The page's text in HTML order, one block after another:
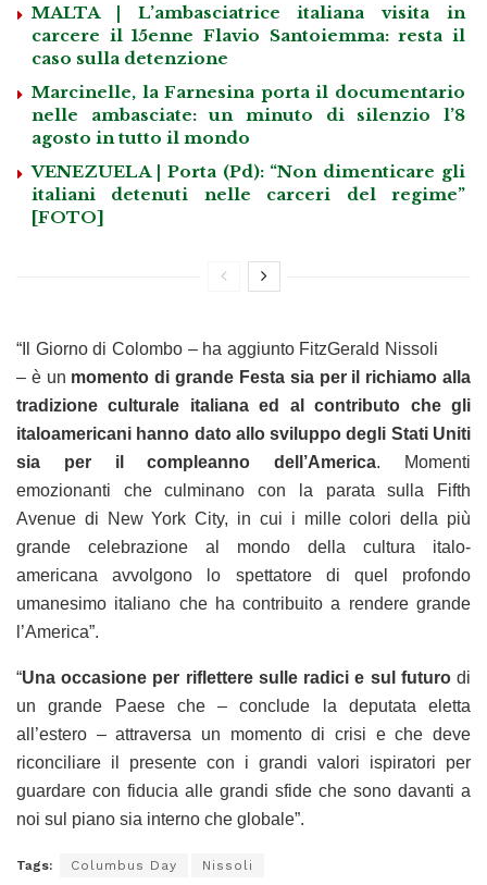
MALTA | L’ambasciatrice italiana visita in
carcere il 15enne Flavio Santoiemma: resta il
caso sulla detenzione
Marcinelle, la Farnesina porta il documentario
nelle ambasciate: un minuto di silenzio l’8
agosto in tutto il mondo
VENEZUELA | Porta (Pd): “Non dimenticare gli
italiani detenuti nelle carceri del regime”
[FOTO]
“Il Giorno di Colombo – ha aggiunto FitzGerald Nissoli
– è un momento di grande Festa sia per il richiamo alla
tradizione culturale italiana ed al contributo che gli
italoamericani hanno dato allo sviluppo degli Stati Uniti
sia per il compleanno dell’America. Momenti
emozionanti che culminano con la parata sulla Fifth
Avenue di New York City, in cui i mille colori della più
grande celebrazione al mondo della cultura italo-
americana avvolgono lo spettatore di quel profondo
umanesimo italiano che ha contribuito a rendere grande
l’America”.
“Una occasione per riflettere sulle radici e sul futurodi
un grande Paese che – conclude la deputata eletta
all’estero – attraversa un momento di crisi e che deve
riconciliare il presente con i grandi valori ispiratori per
guardare con fiducia alle grandi sfide che sono davanti a
noi sul piano sia interno che globale”.
Tags: Columbus Day Nissoli